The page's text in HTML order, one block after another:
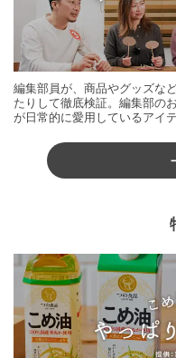
編集部員が、商品やグッズな
たりして徹底検証。編集部の
が日常的に愛用しているアイ